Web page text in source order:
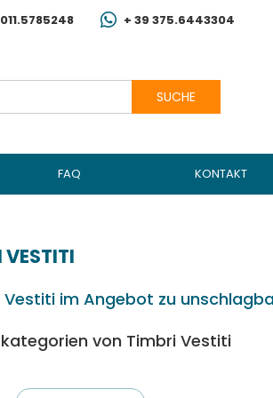
+ 39 375.6443304
SUCHE
FAQ KONTAKT
VESTITI
im Angebot zu
von Timbri Vestiti